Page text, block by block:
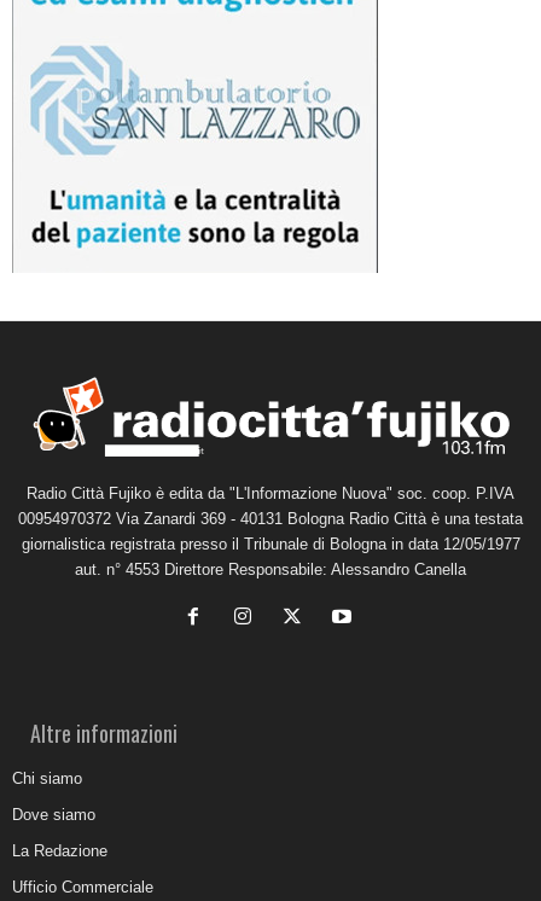
Radio Città Fujiko è edita da "L'Informazione Nuova" soc. coop. P.IVA
00954970372 Via Zanardi 369 - 40131 Bologna Radio Città è una testata
giornalistica registrata presso il Tribunale di Bologna in data 12/05/1977
aut. n° 4553 Direttore Responsabile: Alessandro Canella
Altre informazioni
Chi siamo
Dove siamo
La Redazione
Ufficio Commerciale